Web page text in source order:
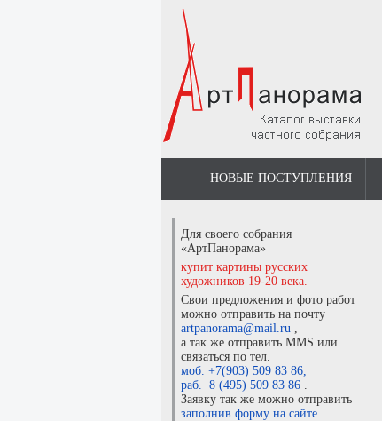
НОВЫЕ ПОСТУПЛЕНИЯ
Для своего собрания
«АртПанорама»
купит картины русских
художников 19-20 века.
Свои предложения и фото работ
можно отправить на почту
artpanorama@mail.ru ,
а так же отправить MMS или
связаться по тел.
моб. +7(903) 509 83 86,
раб. 8 (495) 509 83 86 .
Заявку так же можно отправить
заполнив форму на сайте.